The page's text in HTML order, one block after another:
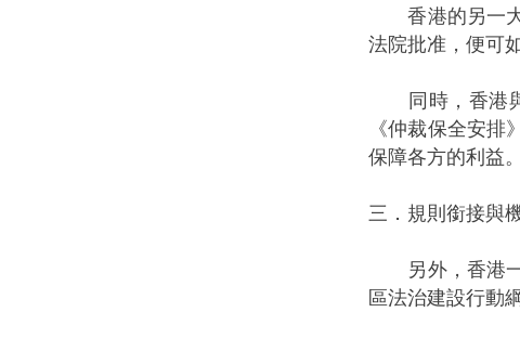
香港的另一大
法院批准，便可
同時，香港與
《仲裁保全安
保障各方的利益。
三．規則銜接與
另外，香港一
區法治建設行動